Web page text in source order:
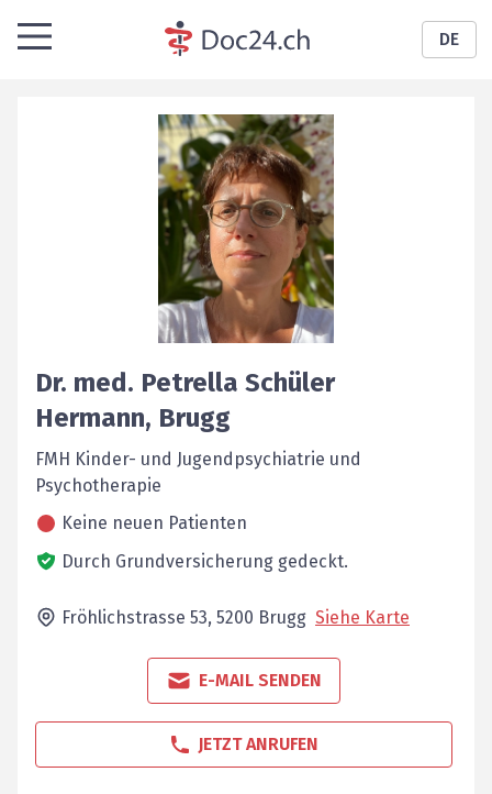
DE
Dr. med. Petrella Schüler
Hermann, Brugg
FMH Kinder- und Jugendpsychiatrie und
Psychotherapie
Keine neuen Patienten
Durch Grundversicherung gedeckt.
Fröhlichstrasse 53, 5200 Brugg Siehe Karte
E-MAIL SENDEN
JETZT ANRUFEN